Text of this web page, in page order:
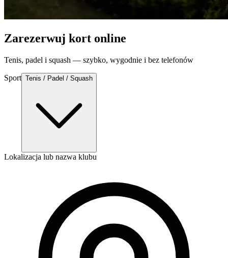
Zarezerwuj kort online
Tenis, padel i squash — szybko, wygodnie i bez telefonów
Sport Tenis / Padel / Squash
Lokalizacja lub nazwa klubu